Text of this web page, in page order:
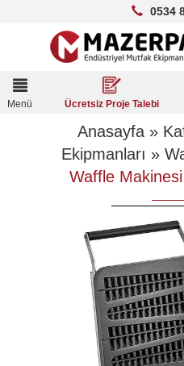
0534
Toggle
navigation
Menü Ücretsiz Proje Talebi
Anasayfa »
Ekipmanları »
Waffle